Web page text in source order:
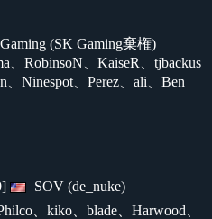
(SK Gaming棄権)
、RobinsoN、KaiseR、tjbackus
、Ninespot、Perez、ali、Ben
SOV (de_nuke)
、kiko、blade、Harwood、